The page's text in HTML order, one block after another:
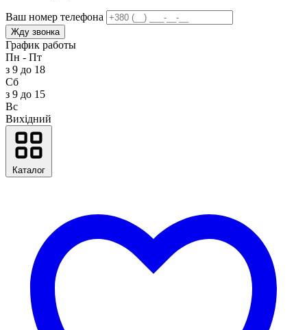
Ваш номер телефона
Жду звонка
График работы
Пн - Пт
з 9 до 18
Сб
з 9 до 15
Вс
Вихідний
Каталог